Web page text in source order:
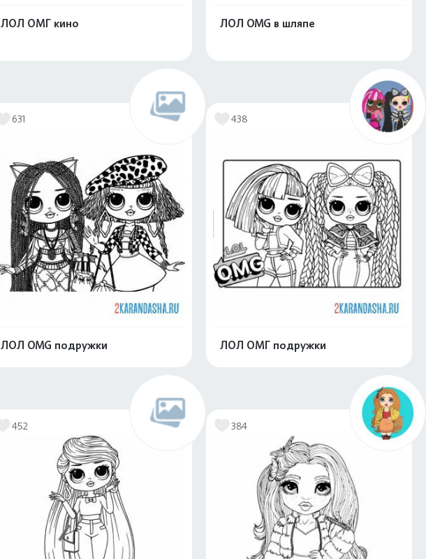
ЛОЛ ОМГ кино ЛОЛ OMG в шляпе
631
ЛОЛ OMG подружки
438
ЛОЛ ОМГ подружки
452 384